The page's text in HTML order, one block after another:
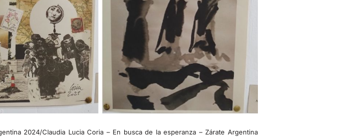
2024/Claudia Lucia Coria – En busca de la esperanza – Zárate Argentina